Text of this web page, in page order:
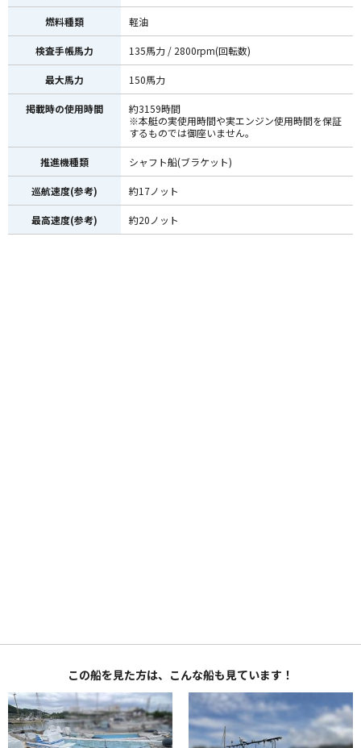
燃料種類 軽油
検査手帳馬力 135馬力 / 2800rpm(回転数)
最大馬力 150馬力
掲載時の使用時間
約3159時間
※本艇の実使用時間や実エンジン使用時間を保証
するものでは御座いません。
推進機種類 シャフト船(ブラケット)
巡航速度(参考) 約17ノット
最高速度(参考) 約20ノット
この船を見た方は、こんな船も見ています！